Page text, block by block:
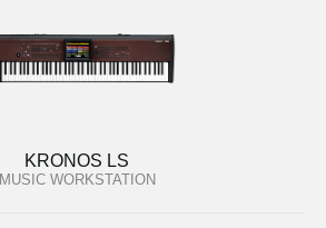
KRONOS LS
MUSIC WORKSTATION